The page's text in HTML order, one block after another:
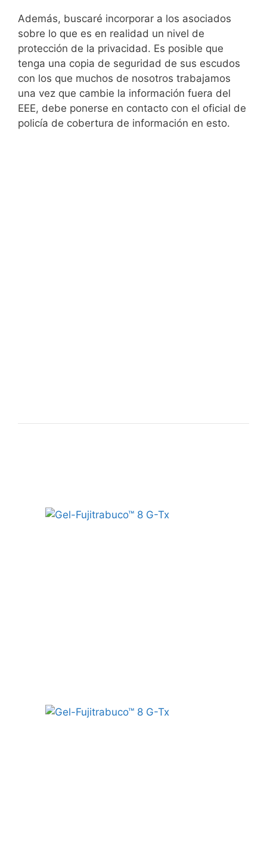
Además, buscaré incorporar a los asociados
sobre lo que es en realidad un nivel de
protección de la privacidad. Es posible que
tenga una copia de seguridad de sus escudos
con los que muchos de nosotros trabajamos
una vez que cambie la información fuera del
EEE, debe ponerse en contacto con el oficial de
policía de cobertura de información en esto.